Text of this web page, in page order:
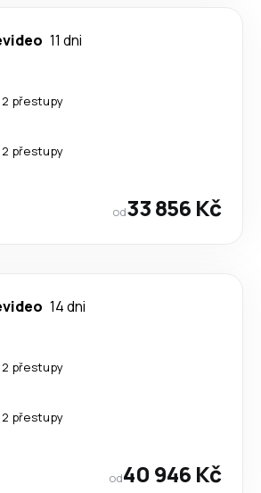
11 dni
2 přestupy
2 přestupy
od33 856 Kč
14 dni
2 přestupy
2 přestupy
od40 946 Kč